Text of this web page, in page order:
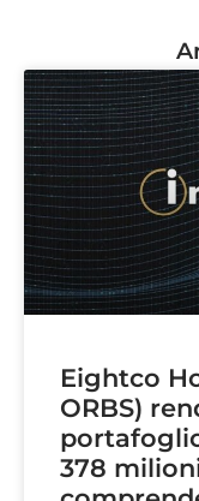
Eightco
ORBS)
378